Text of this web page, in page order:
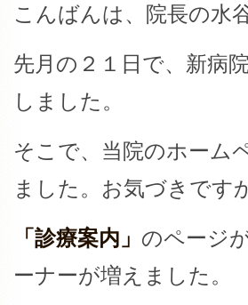
こんばんは、院長の水
先月の２１日で、新病
しました。
そこで、当院のホーム
ました。お気づきです
「診療案内」 のページ
ーナーが増えました。